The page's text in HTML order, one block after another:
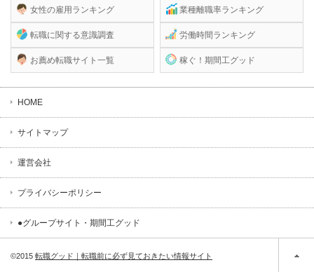
女性の雇用ランキング
転職に関する意識調査
お薦め転職サイト一覧
業種離職率ランキング
労働時間ランキング
稼ぐ！期間工グッド
HOME
サイトマップ
運営会社
プライバシーポリシー
●グループサイト・期間工グッド
©2015 転職グッド｜転職前に必ず見ておきたい情報サイト